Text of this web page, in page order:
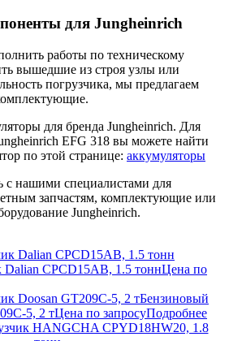
для Jungheinrich
работы по техническому
вышедшие из строя узлы или
погрузчика, мы предлагаем
для бренда Jungheinrich. Для
EFG 318 вы можете найти
по этой странице: аккумуляторы
с нашими специалистами для
запчастям, комплектующие или
Jungheinrich.
Dalian CPCD15AB, 1.5 тоннЦена по
Бензиновый
5, 2 тЦена по запросуПодробнее